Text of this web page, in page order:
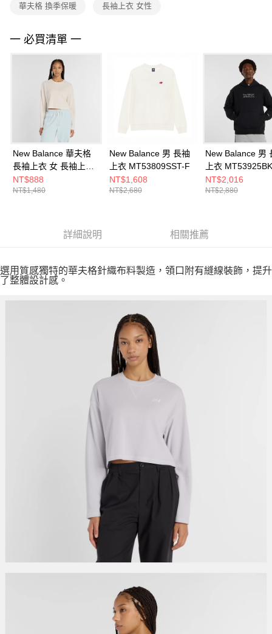
３．未成年的使用者請事先徵得法定代理人或監護人之同意方可使用
４．使用「AFTEE先享後付」時，將依據個別帳號之用戶狀況，依本公司即
請求用戶進行身份認證。
５．嚴禁一人註冊多個帳號或使用他人資訊註冊。若發現惡意使用之情形，
恩沛科技股份有限公司將有權停止該用戶之使用額度並採取法律行動。
華夫格 換季保暖 長袖上衣 女性
一 必買清單 一
New Balance 華夫格
長袖上衣 女 長袖上衣
WT53529PEF-F
NT$888
NT$1,480
New Balance 男 長袖
上衣 MT53809SST-F
NT$1,608
NT$2,680
New Balance 男
上衣
NT$2,016
NT$2,880
詳細說明 相關推薦
選用質感獨特的華夫格針織布料製造，領口附有縫線裝飾，提升
了整體設計感。